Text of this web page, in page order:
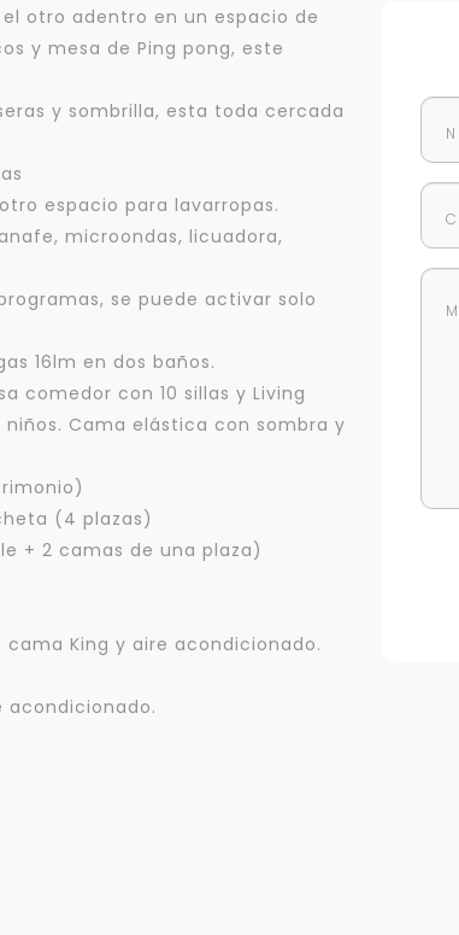
otro adentro en un espacio de
y mesa de Ping pong, este
y sombrilla, esta toda cercada
espacio para lavarropas.
microondas, licuadora,
se puede activar solo
16lm en dos baños.
comedor con 10 sillas y Living
Cama elástica con sombra y
(4 plazas)
+ 2 camas de una plaza)
King y aire acondicionado.